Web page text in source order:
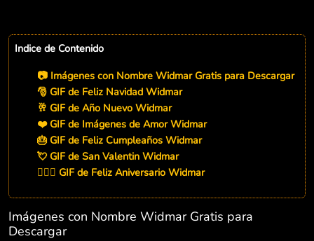
Indice de Contenido
📷 Imágenes con Nombre Widmar Gratis para Descargar
🎅 GIF de Feliz Navidad Widmar
🥂 GIF de Año Nuevo Widmar
❤️ GIF de Imágenes de Amor Widmar
🎂 GIF de Feliz Cumpleaños Widmar
💘 GIF de San Valentin Widmar
👨‍❤️‍👨 GIF de Feliz Aniversario Widmar
Imágenes con Nombre Widmar Gratis para
Descargar